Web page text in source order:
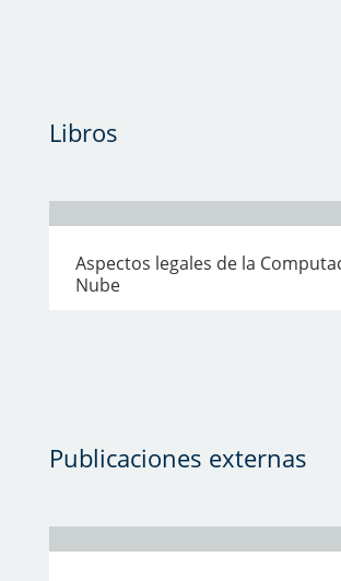
Libros
Aspectos legales de la
Nube
Publicaciones externas